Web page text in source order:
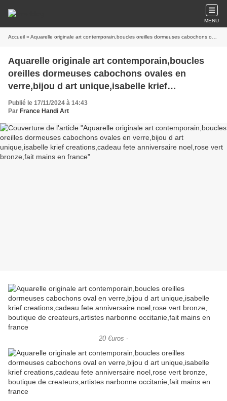
MENU
Accueil » Aquarelle originale art contemporain,boucles oreilles dormeuses cabochons ovales en verre,bijou d art unique,isabelle krief creations,cadeau fete anniversaire noel,rose vert bronze,fait mains en france
Aquarelle originale art contemporain,boucles
oreilles dormeuses cabochons ovales en
verre,bijou d art unique,isabelle krief
creations,cadeau fete anniversaire noel,rose
vert bronze,fait mains en france
Publié le 17/11/2024 à 14:43
Par France Handi Art
20 €uros -